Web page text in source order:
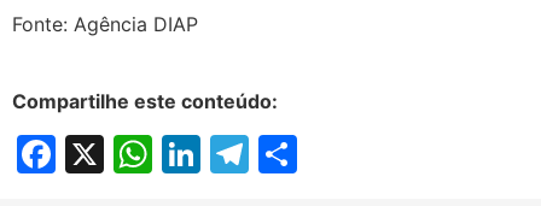
Fonte: Agência DIAP
Compartilhe este conteúdo:
Facebook
X WhatsApp
LinkedIn
Telegram